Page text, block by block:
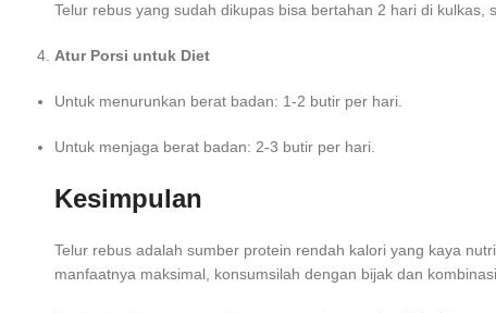
Telur rebus yang sudah dikupas bisa bertahan 2 hari di kulkas,
Atur Porsi untuk Diet
Untuk menurunkan berat badan: 1-2 butir per hari.
Untuk menjaga berat badan: 2-3 butir per hari.
Kesimpulan
Telur rebus adalah sumber protein rendah kalori yang kaya
manfaatnya maksimal, konsumsilah dengan bijak dan